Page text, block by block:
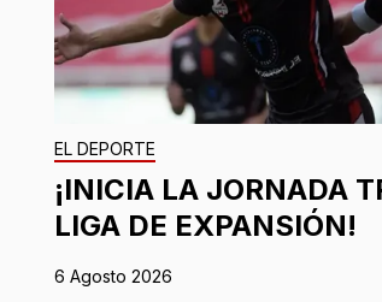
EL DEPORTE
¡INICIA LA JORNADA
LIGA DE EXPANSIÓN!
6 Agosto 2026